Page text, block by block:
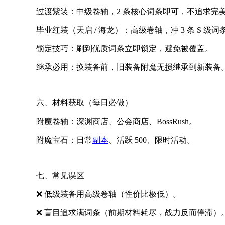
过渡紫装：中级卷轴，2 条核心词条即可，不追求完美
毕业红装（天启 / 海龙）：高级卷轴，冲 3 条 S 级词条
锁定技巧：刷到优质词条立即锁定，避免被覆盖。
继承必用：换装备前，旧装备附魔无损继承到新装备。
六、材料获取（每日必做）
附魔卷轴：深渊商店、公会商店、BossRush。
附魔宝石：日常副本 、活跃 500、限时活动。
七、常见误区
❌ 低级装备用高级卷轴（性价比极低）。
❌ 盲目追求满词条（前期材料耗尽，战力反而停滞）。